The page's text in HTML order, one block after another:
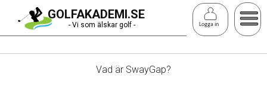
Hoppa
till
huvudinnehåll
Logga in
GOLFAKADEMI.SE
- Vi som älskar golf -
Vad är SwayGap?